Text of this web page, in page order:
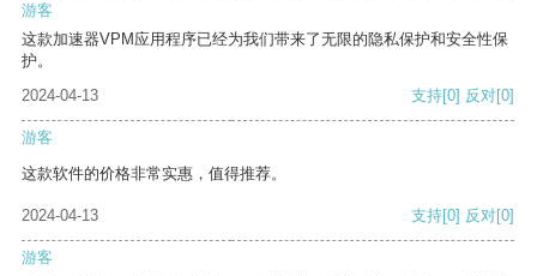
游客
这款加速器VPM应用程序已经为我们带来了无限的隐私保护和安全性保
护。
2024-04-13
支持[0] 反对[0]
游客
这款软件的价格非常实惠，值得推荐。
2024-04-13 支持[0] 反对[0]
游客